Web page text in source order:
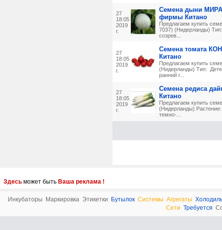
27
18:05
2019
г.
Семена дыни МИРА
фирмы Китано
Предлагаем купить
7037) (Нидерланды)
cозрев...
27
18:05
2019
г.
Семена томата
Китано
Предлагаем купить
(Нидерланды) Тип:
ранний г...
27
18:05
2019
г.
Семена редиса
Китано
Предлагаем купить
(Нидерланды) Растение:
темно-...
Здесь может быть Ваша реклама !
Инкубаторы Маркировка Этикетки Бутылок Системы Агрегаты
Сети Требуется